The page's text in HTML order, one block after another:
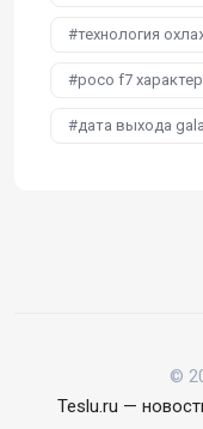
технология
poco f7
дата выхода
©
Teslu.ru —